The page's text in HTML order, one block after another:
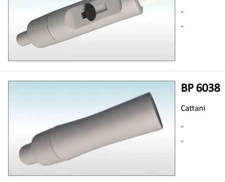
-
-
BP 6038
Cattani
-
-